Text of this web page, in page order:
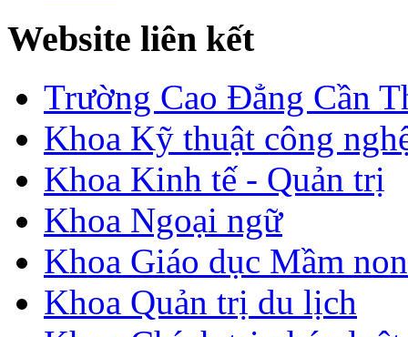
Website liên kết
Trường Cao Đẳng Cần
Khoa Kỹ thuật công
Khoa Kinh tế - Quản trị
Khoa Ngoại ngữ
Khoa Giáo dục Mầm non
Khoa Quản trị du lịch